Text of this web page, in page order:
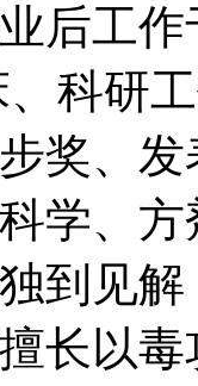
后工
科研
奖、
学、
到见
长以